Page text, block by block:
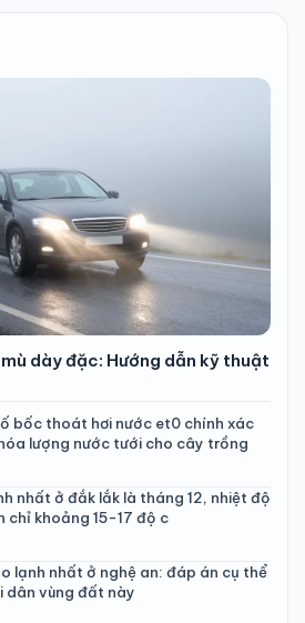
dày đặc: Hướng dẫn kỹ thuật
bốc thoát hơi nước et0 chính xác
lượng nước tưới cho cây trồng
nhất ở đắk lắk là tháng 12, nhiệt độ
chỉ khoảng 15-17 độ c
lạnh nhất ở nghệ an: đáp án cụ thể
dân vùng đất này